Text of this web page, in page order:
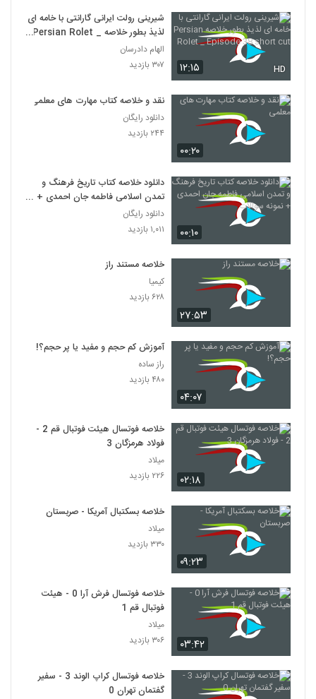
۱۲:۱۵ HD
شیرینی رولت ایرانی گارانتی با خامه ای
لذیذ بطور خلاصه Persian Rolet _
Episode 38 short cut
الهام دادرسان
۳۰۷ بازدید
۰۰:۲۰
نقد و خلاصه کتاب مهارت های معلمی
دانلود رایگان
۲۴۴ بازدید
۰۰:۱۰
دانلود خلاصه کتاب تاریخ فرهنگ و
تمدن اسلامی فاطمه جان احمدی +
نمونه سوالات
دانلود رایگان
۱,۰۱۱ بازدید
۲۷:۵۳
خلاصه مستند راز
کیمیا
۶۲۸ بازدید
۰۴:۰۷
آموزش کم حجم و مفید یا پر حجم؟!
راز ساده
۴۸۰ بازدید
۰۲:۱۸
خلاصه فوتسال هیئت فوتبال قم 2 -
فولاد هرمزگان 3
میلاد
۲۲۶ بازدید
۰۹:۲۳
خلاصه بسکتبال آمریکا - صربستان
میلاد
۳۳۰ بازدید
۰۳:۴۲
خلاصه فوتسال فرش آرا 0 - هیئت
فوتبال قم 1
میلاد
۳۰۶ بازدید
خلاصه فوتسال کراپ الوند 3 - سفیر
گفتمان تهران 0